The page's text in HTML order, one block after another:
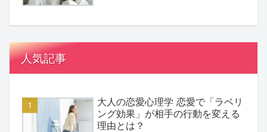
人気記事
大人の恋愛心理学 恋愛で「ラベリ
ング効果」が相手の行動を変える
理由とは？